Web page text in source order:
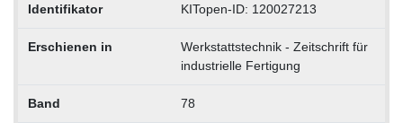
Identifikator KITopen-ID: 120027213
Erschienen in
Werkstattstechnik - Zeitschrift für
industrielle Fertigung
Band 78